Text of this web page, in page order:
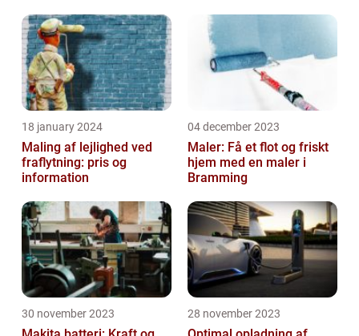
18 january 2024
Maling af lejlighed ved
fraflytning: pris og
information
04 december 2023
Maler: Få et flot og friskt
hjem med en maler i
Bramming
30 november 2023 28 november 2023